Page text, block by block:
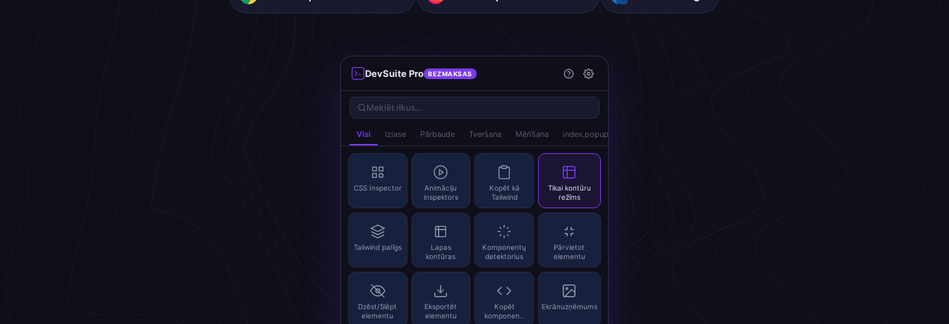
DevSuite Pro BEZMAKSAS
Meklēt rīkus...
Visi Izlase Pārbaude Tveršana Mērīšana index.popup_tab_analyse
CSS Inspector
Animāciju
inspektors
Kopēt kā
Tailwind
Tikai kontūru
režīms
Tailwind palīgs
Lapas
kontūras
Komponentų
detektorius
Pārvietot
elementu
Dzēst/Slēpt
elementu
Eksportēt
elementu
Kopēt
komponen..
Ekrānuzņēmums